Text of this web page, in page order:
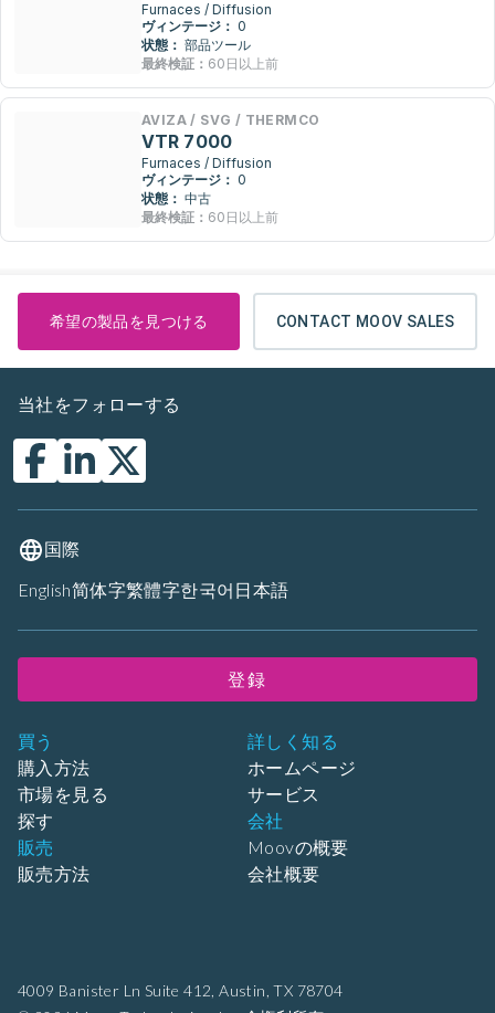
Furnaces / Diffusion
ヴィンテージ： 0
状態： 部品ツール
最終検証： 60日以上前
AVIZA / SVG / THERMCO
VTR 7000
Furnaces / Diffusion
ヴィンテージ： 0
状態： 中古
最終検証： 60日以上前
希望の製品を見つける CONTACT MOOV SALES
4009 Banister Ln Suite 412, Austin, TX 78704
買う
購入方法
市場を見る
探す
販売
販売方法
詳しく知る
ホームページ
サービス
会社
Moovの概要
会社概要
当社をフォローする
国際
English简体字繁體字한국어 日本語
登録